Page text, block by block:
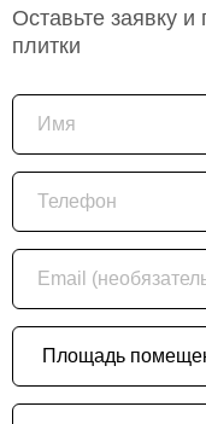
Оставьте заявку
плитки
Имя
Телефон
Email (необязательно)
Площадь помещения
Что подбираем?